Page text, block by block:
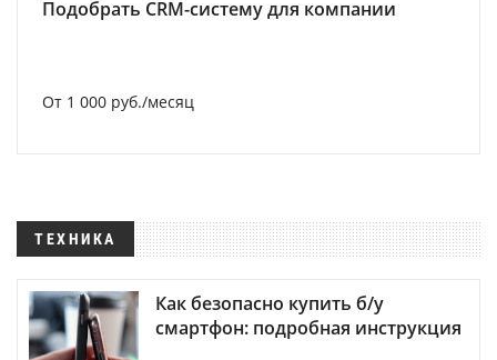
Подобрать CRM-систему для компании
От 1 000 руб./месяц
ТЕХНИКА
Как безопасно купить б/у
смартфон: подробная инструкция